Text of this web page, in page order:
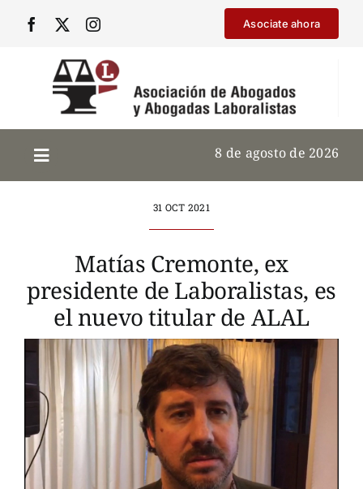
Asociate ahora
8 de agosto de 2026
31 OCT 2021
Matías Cremonte, ex
presidente de Laboralistas, es
el nuevo titular de ALAL